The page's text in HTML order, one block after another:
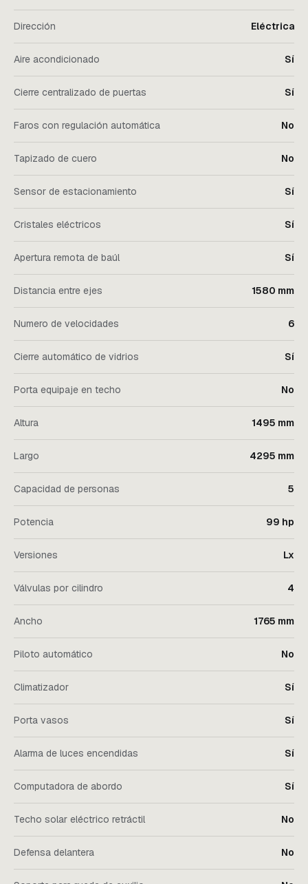
Dirección Eléctrica
Aire acondicionado Sí
Cierre centralizado de puertas Sí
Faros con regulación automática No
Tapizado de cuero No
Sensor de estacionamiento Sí
Cristales eléctricos Sí
Apertura remota de baúl Sí
Distancia entre ejes 1580 mm
Numero de velocidades 6
Cierre automático de vidrios Sí
Porta equipaje en techo No
Altura 1495 mm
Largo 4295 mm
Capacidad de personas 5
Potencia 99 hp
Versiones Lx
Válvulas por cilindro 4
Ancho 1765 mm
Piloto automático No
Climatizador Sí
Porta vasos Sí
Alarma de luces encendidas Sí
Computadora de abordo Sí
Techo solar eléctrico retráctil No
Defensa delantera No